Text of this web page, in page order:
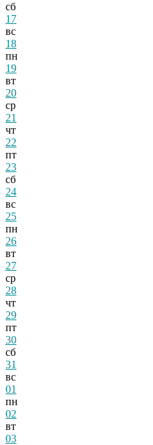
сб
17
вс
18
пн
19
вт
20
ср
21
чт
22
пт
23
сб
24
вс
25
пн
26
вт
27
ср
28
чт
29
пт
30
сб
31
вс
01
пн
02
вт
03